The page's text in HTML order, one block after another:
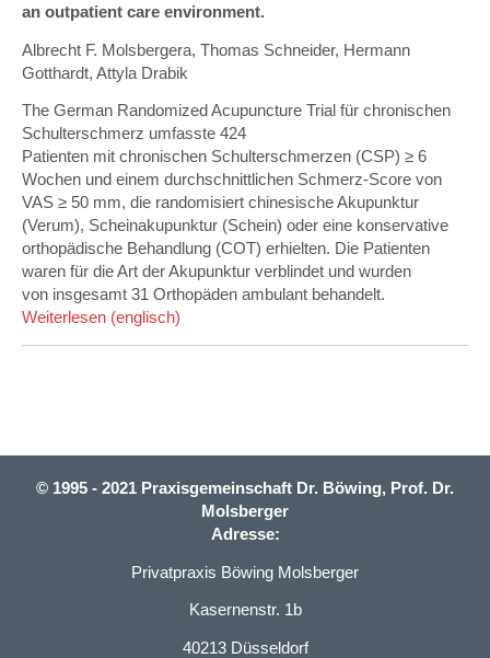
an outpatient care environment.
Albrecht F. Molsbergera, Thomas Schneider, Hermann
Gotthardt, Attyla Drabik
The German Randomized Acupuncture Trial für chronischen
Schulterschmerz umfasste 424
Patienten mit chronischen Schulterschmerzen (CSP) ≥ 6
Wochen und einem durchschnittlichen Schmerz-Score von
VAS ≥ 50 mm, die randomisiert chinesische Akupunktur
(Verum), Scheinakupunktur (Schein) oder eine konservative
orthopädische Behandlung (COT) erhielten. Die Patienten
waren für die Art der Akupunktur verblindet und wurden
von insgesamt 31 Orthopäden ambulant behandelt.
Weiterlesen (englisch)
© 1995 - 2021 Praxisgemeinschaft Dr. Böwing, Prof. Dr.
Molsberger
Adresse:
Privatpraxis Böwing Molsberger
Kasernenstr. 1b
40213 Düsseldorf